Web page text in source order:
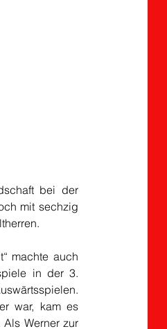
bei der
mit sechzig
machte auch
in der 3.
war, kam es
Werner zur